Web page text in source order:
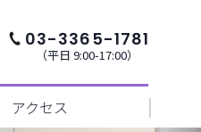
03-3365-1781
（平日 9:00-17:00）
アクセス